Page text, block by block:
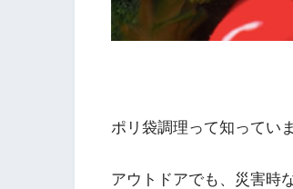
ポリ袋調理って知ってい
アウトドアでも、災害時